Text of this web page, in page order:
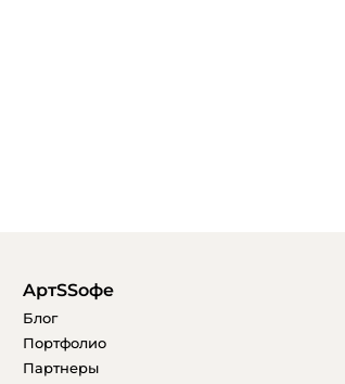
AртSSофе
Блог
Портфолио
Партнеры